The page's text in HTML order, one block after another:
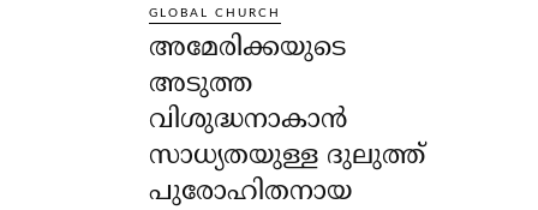
GLOBAL CHURCH
അമേരിക്കയുടെ
അടുത്ത
വിശുദ്ധനാകാൻ
സാധ്യതയുള്ള ദുലുത്ത്
പുരോഹിതനായ